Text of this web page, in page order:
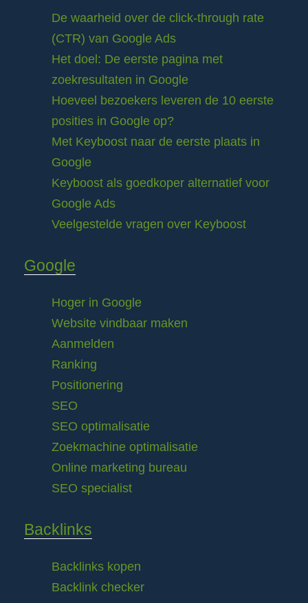
De waarheid over de click-through rate
(CTR) van Google Ads
Het doel: De eerste pagina met
zoekresultaten in Google
Hoeveel bezoekers leveren de 10 eerste
posities in Google op?
Met Keyboost naar de eerste plaats in
Google
Keyboost als goedkoper alternatief voor
Google Ads
Veelgestelde vragen over Keyboost
Google
Hoger in Google
Website vindbaar maken
Aanmelden
Ranking
Positionering
SEO
SEO optimalisatie
Zoekmachine optimalisatie
Online marketing bureau
SEO specialist
Backlinks
Backlinks kopen
Backlink checker